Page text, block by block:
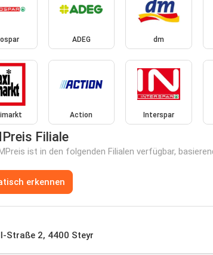
ADEG dm
Action Interspar
Filiale
ist in den folgenden Filialen verfügbar,
erkennen
Straße 2, 4400 Steyr